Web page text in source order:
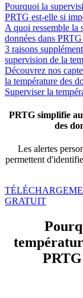
Pourquoi la
PRTG est-elle si
A quoi ressemble la
données dans
3 raisons
supervision de la
Découvrez nos
la température des
Superviser la
PRTG simplifie
des
Les alertes
permettent
GRATUIT